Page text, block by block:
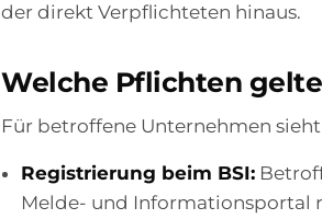
der direkt Verpflichteten hinaus.
Welche Pflichten
Für betroffene Unternehmen
Registrierung beim BSI:
Melde- und Informationsportal